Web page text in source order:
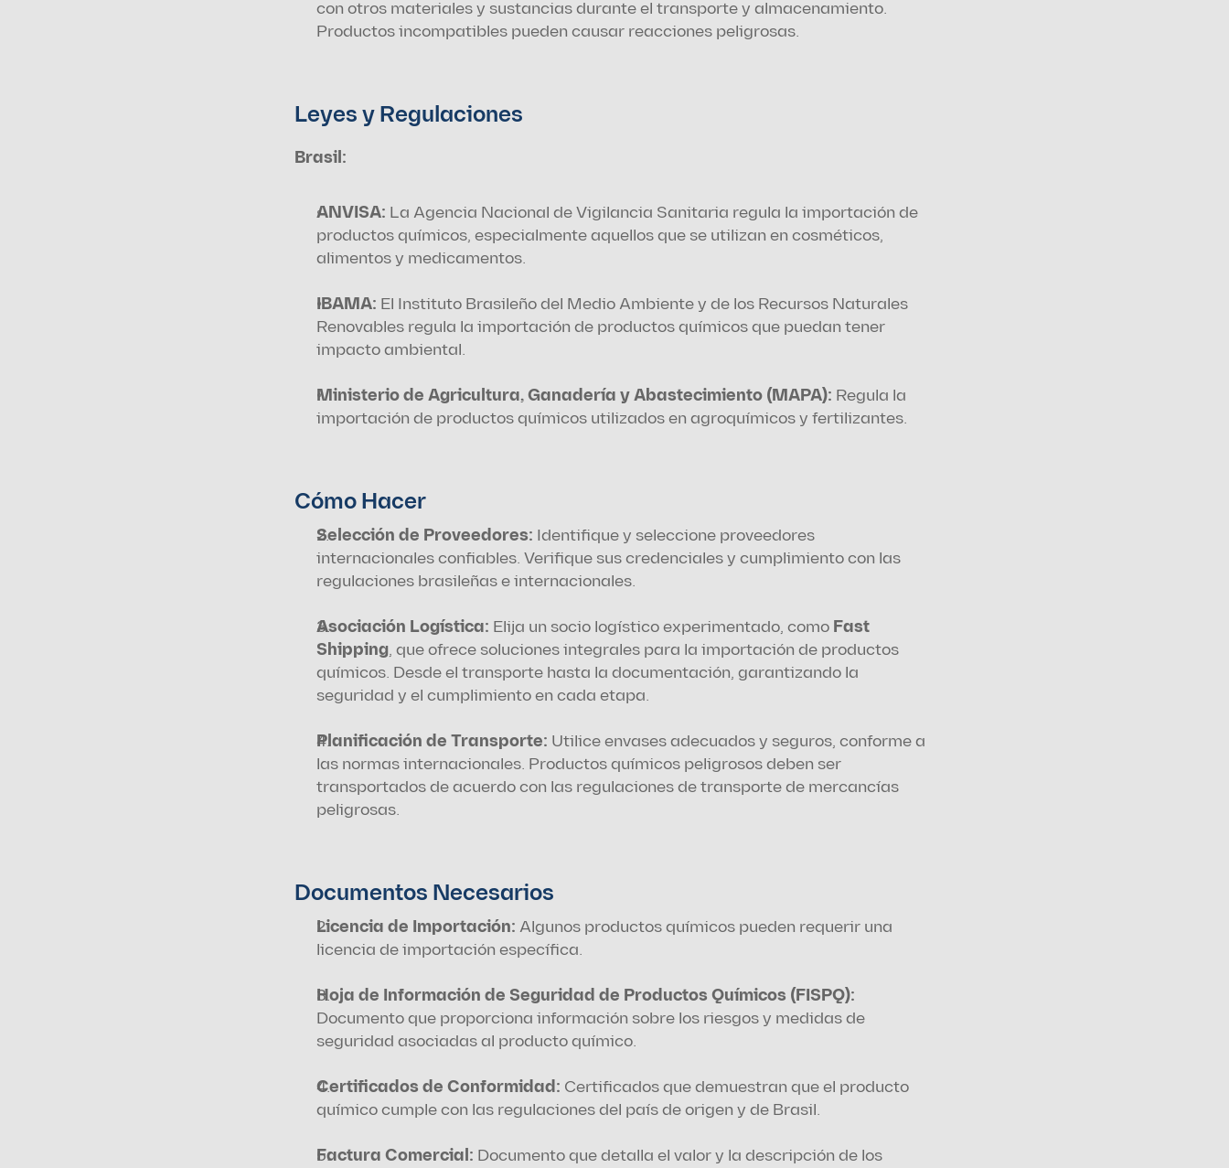
con otros materiales y sustancias durante el transporte y almacenamiento.
Productos incompatibles pueden causar reacciones peligrosas.
Leyes y Regulaciones
Brasil:
ANVISA: La Agencia Nacional de Vigilancia Sanitaria regula la importación de
productos químicos, especialmente aquellos que se utilizan en cosméticos,
alimentos y medicamentos.
IBAMA: El Instituto Brasileño del Medio Ambiente y de los Recursos Naturales
Renovables regula la importación de productos químicos que puedan tener
impacto ambiental.
Ministerio de Agricultura, Ganadería y Abastecimiento (MAPA): Regula la
importación de productos químicos utilizados en agroquímicos y fertilizantes.
Cómo Hacer
Selección de Proveedores: Identifique y seleccione proveedores
internacionales confiables. Verifique sus credenciales y cumplimiento con las
regulaciones brasileñas e internacionales.
Asociación Logística: Elija un socio logístico experimentado, como Fast
Shipping, que ofrece soluciones integrales para la importación de productos
químicos. Desde el transporte hasta la documentación, garantizando la
seguridad y el cumplimiento en cada etapa.
Planificación de Transporte: Utilice envases adecuados y seguros, conforme a
las normas internacionales. Productos químicos peligrosos deben ser
transportados de acuerdo con las regulaciones de transporte de mercancías
peligrosas.
Documentos Necesarios
Licencia de Importación: Algunos productos químicos pueden requerir una
licencia de importación específica.
Documento que proporciona información sobre los riesgos y medidas de
seguridad asociadas al producto químico.
Certificados de Conformidad: Certificados que demuestran que el producto
químico cumple con las regulaciones del país de origen y de Brasil.
Factura Comercial: Documento que detalla el valor y la descripción de los